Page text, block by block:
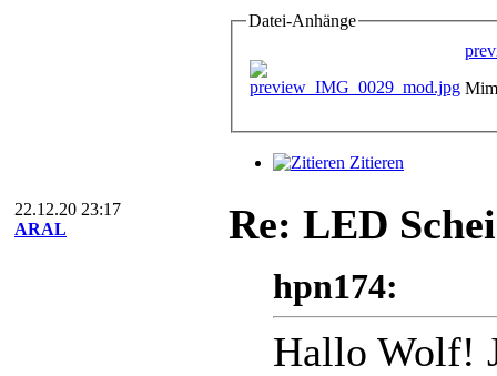
Datei-Anhänge
Zitieren
22.12.20 23:17
ARAL
Re: LED
hpn174:
Hallo Wolf!